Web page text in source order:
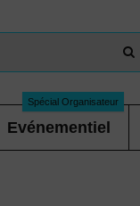
Evénementiel
Spécial Organisateur